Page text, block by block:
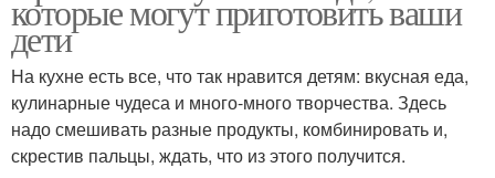
которые могут приготовить ваши
дети
На кухне есть все, что так нравится детям: вкусная еда,
кулинарные чудеса и много-много творчества. Здесь
надо смешивать разные продукты, комбинировать и,
скрестив пальцы, ждать, что из этого получится.